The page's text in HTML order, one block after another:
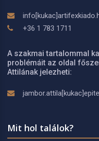
+36 1 783 1711
A szakmai tartalommal
problémáit az oldal
Attilának jelezheti:
Mit hol találok?